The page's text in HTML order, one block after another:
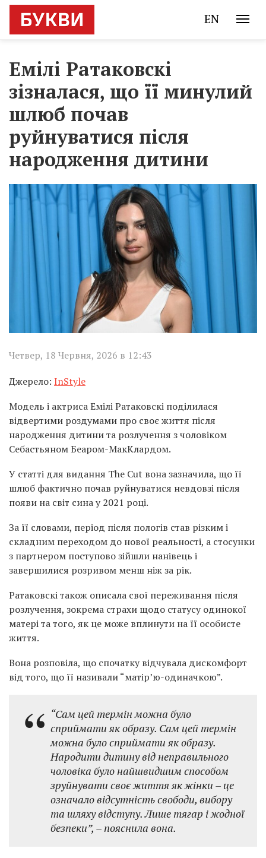
EN
Емілі Ратаковскі
зізналася, що її минулий
шлюб почав
руйнуватися після
народження дитини
Четвер, 18 Червня, 2026 в 12:43
Джерело: InStyle
Модель і актриса Емілі Ратаковскі поділилася
відвертими роздумами про своє життя після
народження дитини та розлучення з чоловіком
Себастьяном Беаром-МакКлардом.
У статті для видання The Cut вона зазначила, що її
шлюб фактично почав руйнуватися невдовзі після
появи на світ сина у 2021 році.
За її словами, період після пологів став різким і
складним переходом до нової реальності, а стосунки
з партнером поступово зійшли нанівець і
завершилися розривом менш ніж за рік.
Ратаковскі також описала свої переживання після
розлучення, зокрема страхи щодо статусу одинокої
матері та того, як це може вплинути на її особисте
життя.
Вона розповіла, що спочатку відчувала дискомфорт
від того, що її називали “матір’ю-одиначкою”.
“Сам цей термін можна було
сприймати як образу. Сам цей термін
можна було сприймати як образу.
Народити дитину від неправильного
чоловіка було найшвидшим способом
зруйнувати своє життя як жінки – це
означало відсутність свободи, вибору
та шляху відступу. Лише тягар і жодної
безпеки”, – пояснила вона.